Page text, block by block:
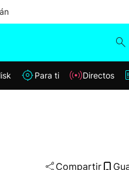
Para ti Directos
Compartir